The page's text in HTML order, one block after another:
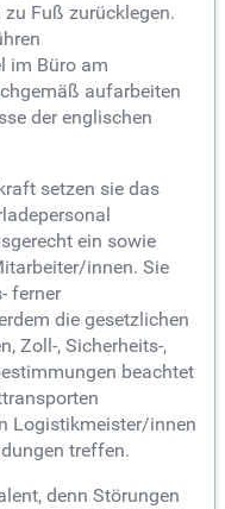
zu Fuß zurücklegen.
im Büro am
aufarbeiten
der englischen
setzen sie das
ein sowie
innen. Sie
ferner
die gesetzlichen
Zoll-, Sicherheits-,
beachtet
Logistikmeister/innen
treffen.
denn Störungen